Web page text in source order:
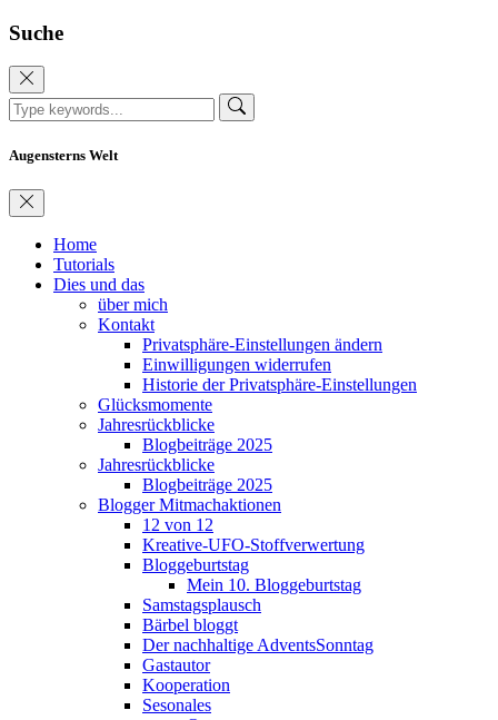
Suche
Augensterns Welt
Home
Tutorials
Dies und das
über mich
Kontakt
Privatsphäre-Einstellungen ändern
Einwilligungen widerrufen
Historie der Privatsphäre-Einstellungen
Glücksmomente
Jahresrückblicke
Blogbeiträge 2025
Jahresrückblicke
Blogbeiträge 2025
Blogger Mitmachaktionen
12 von 12
Kreative-UFO-Stoffverwertung
Bloggeburtstag
Mein 10. Bloggeburtstag
Samstagsplausch
Bärbel bloggt
Der nachhaltige AdventsSonntag
Gastautor
Kooperation
Sesonales